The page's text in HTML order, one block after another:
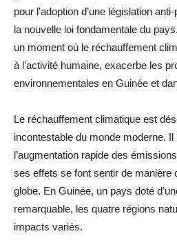
pour l’adoption d’une législation
la nouvelle loi fondamentale du
un moment où le réchauffement
à l’activité humaine, exacerbe les
environnementales en Guinée et
Le réchauffement climatique est
incontestable du monde moderne.
l’augmentation rapide des
ses effets se font sentir de manière
globe. En Guinée, un pays doté
remarquable, les quatre régions
impacts variés.